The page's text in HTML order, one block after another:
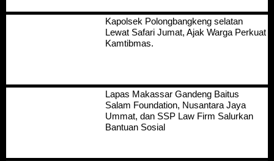
Kapolsek Polongbangkeng selatan
Lewat Safari Jumat, Ajak Warga Perkuat
Kamtibmas.
Lapas Makassar Gandeng Baitus
Salam Foundation, Nusantara Jaya
Ummat, dan SSP Law Firm Salurkan
Bantuan Sosial